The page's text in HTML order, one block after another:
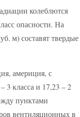
колеблются
опасности. На
м) составят твердые
америция, с
3 класса и 17,23 – 2
пунктами
вентиляционных в